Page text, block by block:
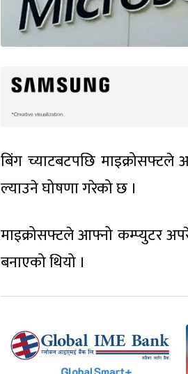
बिंग च्याटबटपछि
ल्याउने घोषणा गरेको छ ।
माइक्रोसफ्टले आफ्नो कम्प्युटर
बनाएको थियो ।